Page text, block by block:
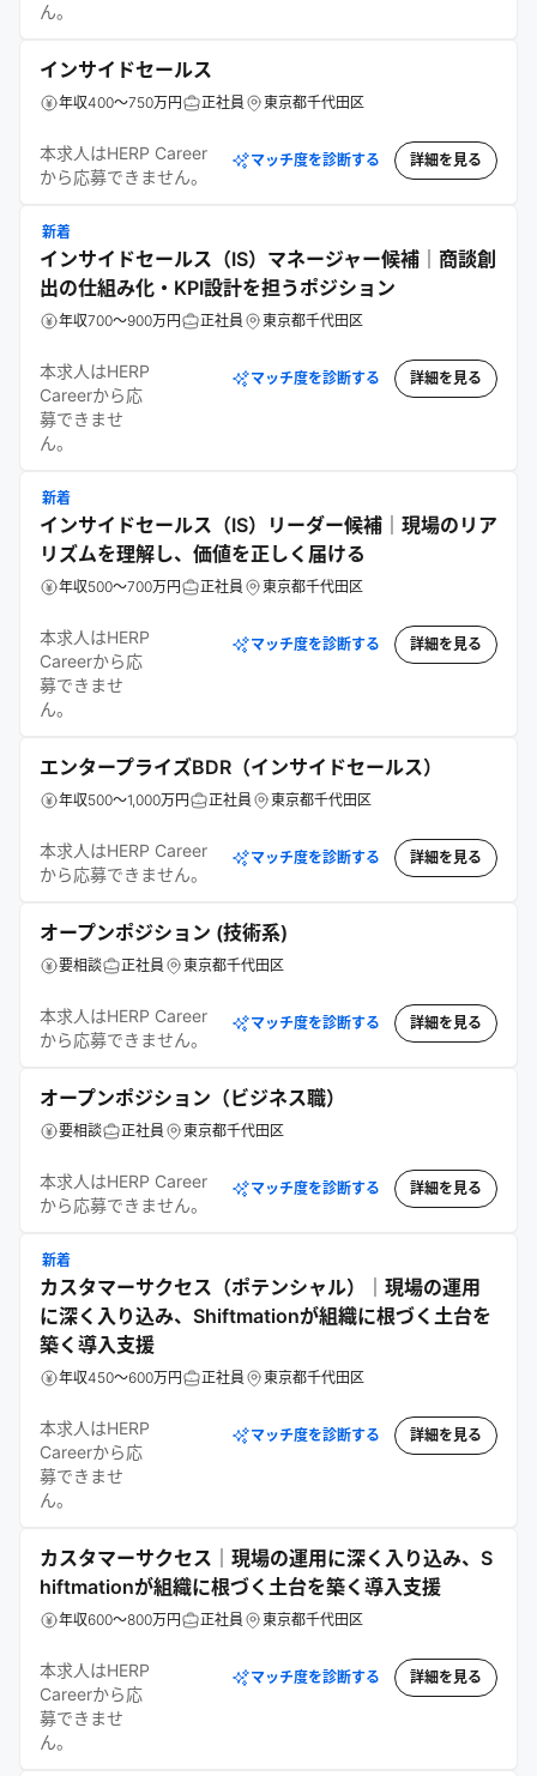
ん。
インサイドセールス
年収400～750万円 正社員 東京都千代田区
本求人はHERP Career
から応募できません。
マッチ度を診断する 詳細を見る
新着
インサイドセールス（IS）マネージャー候補｜商談創
出の仕組み化・KPI設計を担うポジション
年収700～900万円 正社員 東京都千代田区
本求人はHERP
Careerから応
募できませ
ん。
マッチ度を診断する 詳細を見る
新着
インサイドセールス（IS）リーダー候補｜現場のリア
リズムを理解し、価値を正しく届ける
年収500～700万円 正社員 東京都千代田区
本求人はHERP
Careerから応
募できませ
ん。
マッチ度を診断する 詳細を見る
エンタープライズBDR（インサイドセールス）
年収500～1,000万円 正社員 東京都千代田区
本求人はHERP Career
から応募できません。
マッチ度を診断する 詳細を見る
オープンポジション (技術系)
要相談 正社員 東京都千代田区
本求人はHERP Career
から応募できません。
マッチ度を診断する 詳細を見る
オープンポジション（ビジネス職）
要相談 正社員 東京都千代田区
本求人はHERP Career
から応募できません。
マッチ度を診断する 詳細を見る
新着
カスタマーサクセス（ポテンシャル）｜現場の運用
に深く入り込み、Shiftmationが組織に根づく土台を
築く導入支援
年収450～600万円 正社員 東京都千代田区
本求人はHERP
Careerから応
募できませ
ん。
マッチ度を診断する 詳細を見る
カスタマーサクセス｜現場の運用に深く入り込み、S
hiftmationが組織に根づく土台を築く導入支援
年収600～800万円 正社員 東京都千代田区
本求人はHERP
Careerから応
募できませ
ん。
マッチ度を診断する 詳細を見る